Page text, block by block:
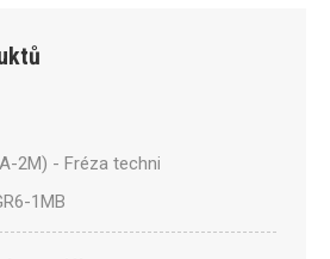
2M) - Fréza technická SA-2M válcová
1MB